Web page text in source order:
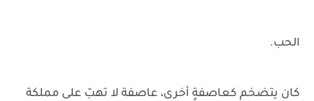
الحب.
كان يتضخم كعاصفةٍ أخرى، عاصفة لا تهبّ على مملكة